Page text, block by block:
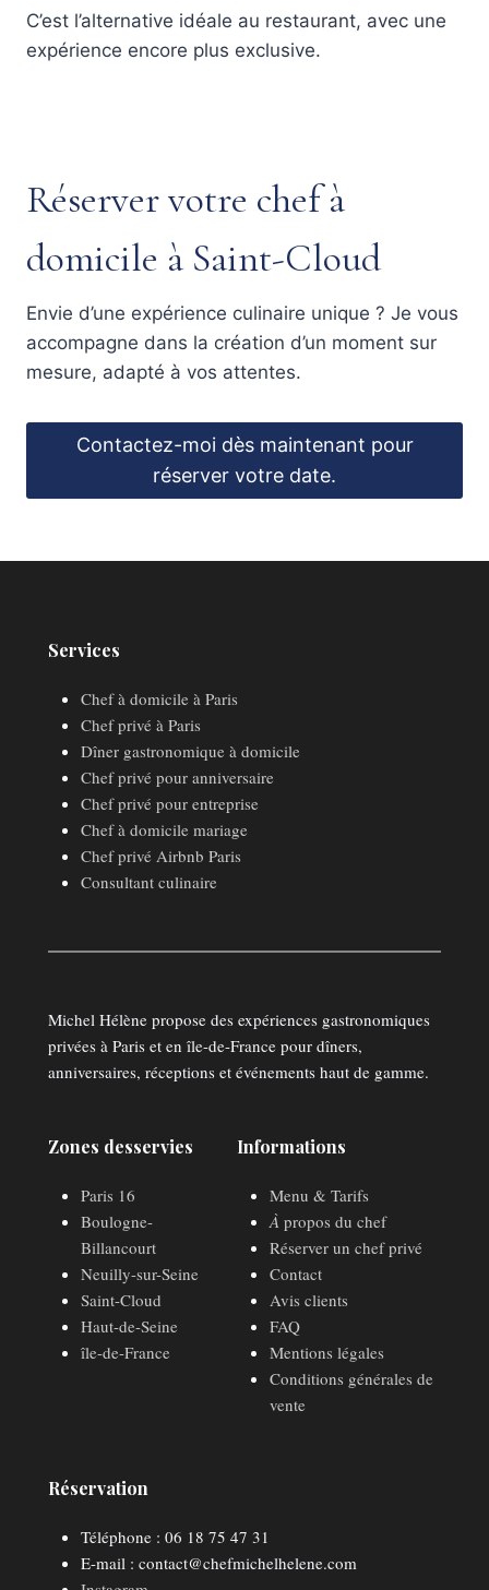
C’est l’alternative idéale au restaurant, avec une
expérience encore plus exclusive.
Réserver votre chef à
domicile à Saint-Cloud
Envie d’une expérience culinaire unique ? Je vous
accompagne dans la création d’un moment sur
mesure, adapté à vos attentes.
Contactez-moi dès maintenant pour
réserver votre date.
Services
Chef à domicile à Paris
Chef privé à Paris
Dîner gastronomique à domicile
Chef privé pour anniversaire
Chef privé pour entreprise
Chef à domicile mariage
Chef privé Airbnb Paris
Consultant culinaire
Michel Hélène propose des expériences gastronomiques
privées à Paris et en île-de-France pour dîners,
anniversaires, réceptions et événements haut de gamme.
Zones desservies
Paris 16
Boulogne-
Billancourt
Neuilly-sur-Seine
Saint-Cloud
Haut-de-Seine
île-de-France
Informations
Menu & Tarifs
À propos du chef
Réserver un chef privé
Contact
Avis clients
FAQ
Mentions légales
Conditions générales de
vente
Réservation
Téléphone : 06 18 75 47 31
E-mail : contact@chefmichelhelene.com